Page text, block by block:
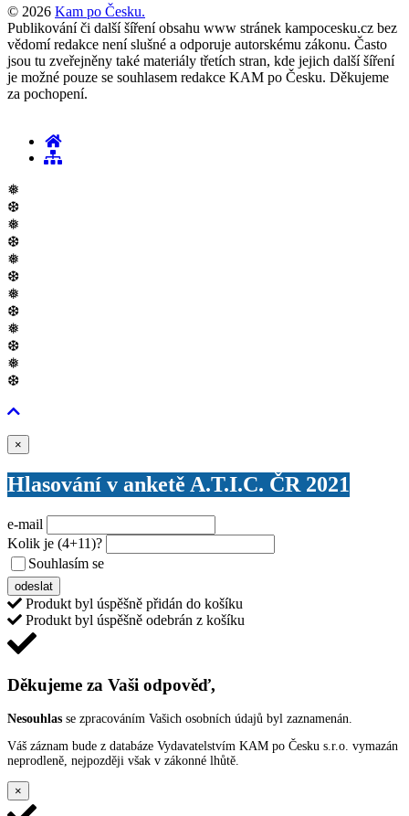
© 2026 Kam po Česku.
Publikování či další šíření obsahu www stránek kampocesku.cz bez
vědomí redakce není slušné a odporuje autorskému zákonu. Často
jsou tu zveřejněny také materiály třetích stran, kde jejich další šíření
je možné pouze se souhlasem redakce KAM po Česku. Děkujeme
za pochopení.
❅
❆
❅
❆
❅
❆
❅
❆
❅
❆
❅
❆
×
Hlasování v anketě A.T.I.C. ČR 2021
e-mail
Kolik je (4+11)?
Souhlasím se
odeslat
Produkt byl úspěšně přidán do košíku
Produkt byl úspěšně odebrán z košíku
Děkujeme za Vaši odpověď,
Nesouhlas se zpracováním Vašich osobních údajů byl zaznamenán.
Váš záznam bude z databáze Vydavatelstvím KAM po Česku s.r.o. vymazán
neprodleně, nejpozději však v zákonné lhůtě.
×